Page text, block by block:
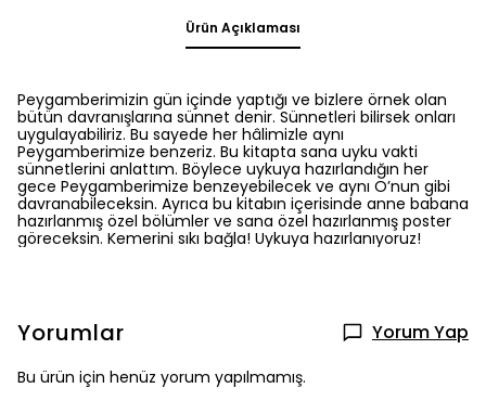
Ürün Açıklaması
Peygamberimizin gün içinde yaptığı ve bizlere örnek olan
bütün davranışlarına sünnet denir. Sünnetleri bilirsek onları
uygulayabiliriz. Bu sayede her hâlimizle aynı
Peygamberimize benzeriz. Bu kitapta sana uyku vakti
sünnetlerini anlattım. Böylece uykuya hazırlandığın her
gece Peygamberimize benzeyebilecek ve aynı O’nun gibi
davranabileceksin. Ayrıca bu kitabın içerisinde anne babana
hazırlanmış özel bölümler ve sana özel hazırlanmış poster
göreceksin. Kemerini sıkı bağla! Uykuya hazırlanıyoruz!
Yorumlar Yorum Yap
Bu ürün için henüz yorum yapılmamış.